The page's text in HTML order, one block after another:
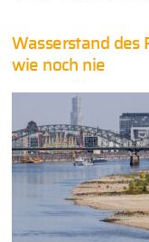
Wasserstand des
wie noch nie